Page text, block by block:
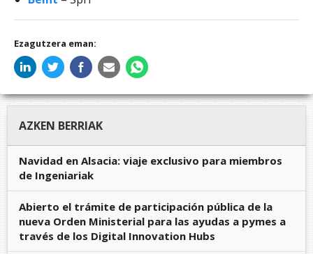
Ezagutzera eman:
AZKEN BERRIAK
Navidad en Alsacia: viaje exclusivo para miembros
de Ingeniariak
Abierto el trámite de participación pública de la
nueva Orden Ministerial para las ayudas a pymes a
través de los Digital Innovation Hubs